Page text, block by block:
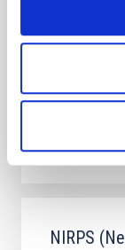
"William
María
Cerrado
NIRPS